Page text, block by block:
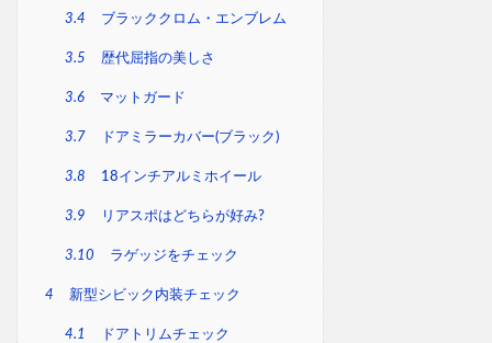
3.4 ブラッククロム・エンブレム
3.5 歴代屈指の美しさ
3.6 マットガード
3.7 ドアミラーカバー(ブラック)
3.8 18インチアルミホイール
3.9 リアスポはどちらが好み?
3.10 ラゲッジをチェック
4 新型シビック内装チェック
4.1 ドアトリムチェック